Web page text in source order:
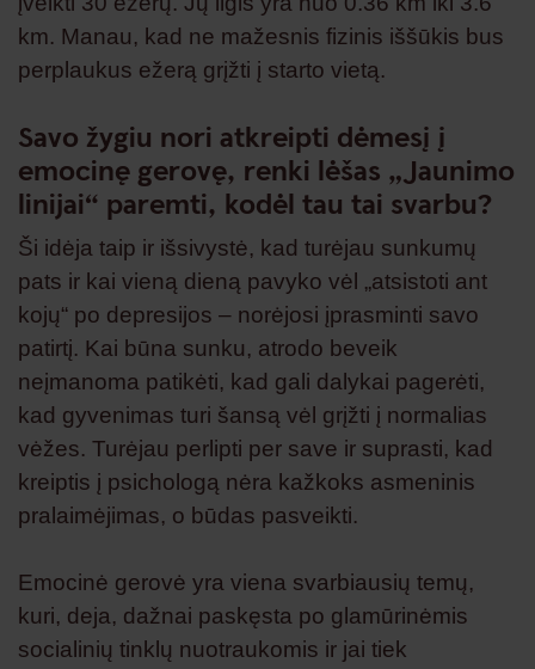
km. Manau, kad ne mažesnis fizinis iššūkis bus
perplaukus ežerą grįžti į starto vietą.
Savo žygiu nori atkreipti dėmesį į
emocinę gerovę, renki lėšas „Jaunimo
linijai“ paremti, kodėl tau tai svarbu?
Ši idėja taip ir išsivystė, kad turėjau sunkumų
pats ir kai vieną dieną pavyko vėl „atsistoti ant
kojų“ po depresijos – norėjosi įprasminti savo
patirtį. Kai būna sunku, atrodo beveik
neįmanoma patikėti, kad gali dalykai pagerėti,
kad gyvenimas turi šansą vėl grįžti į normalias
vėžes. Turėjau perlipti per save ir suprasti, kad
kreiptis į psichologą nėra kažkoks asmeninis
pralaimėjimas, o būdas pasveikti.
Emocinė gerovė yra viena svarbiausių temų,
kuri, deja, dažnai paskęsta po glamūrinėmis
socialinių tinklų nuotraukomis ir jai tiek